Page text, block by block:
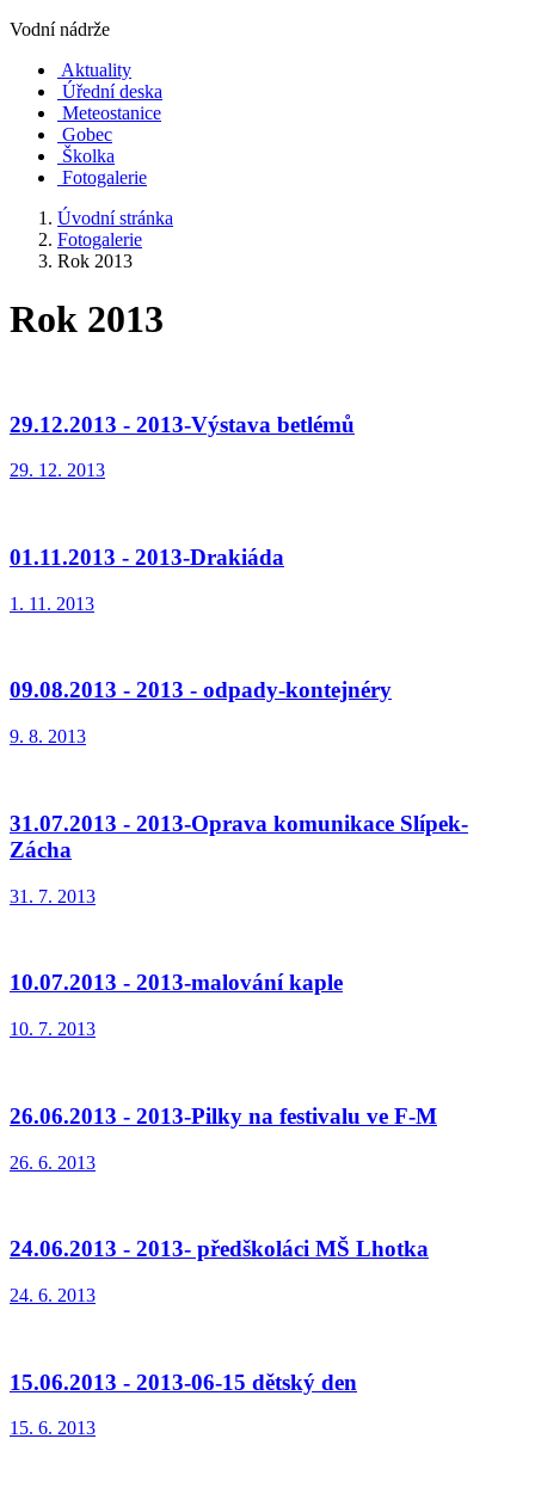
Vodní nádrže
Aktuality
Úřední deska
Meteostanice
Gobec
Školka
Fotogalerie
Úvodní stránka
Fotogalerie
Rok 2013
Rok 2013
29.12.2013 - 2013-Výstava betlémů
29. 12. 2013
01.11.2013 - 2013-Drakiáda
1. 11. 2013
09.08.2013 - 2013 - odpady-kontejnéry
9. 8. 2013
31.07.2013 - 2013-Oprava komunikace Slípek-
Zácha
31. 7. 2013
10.07.2013 - 2013-malování kaple
10. 7. 2013
26.06.2013 - 2013-Pilky na festivalu ve F-M
26. 6. 2013
24.06.2013 - 2013- předškoláci MŠ Lhotka
24. 6. 2013
15.06.2013 - 2013-06-15 dětský den
15. 6. 2013